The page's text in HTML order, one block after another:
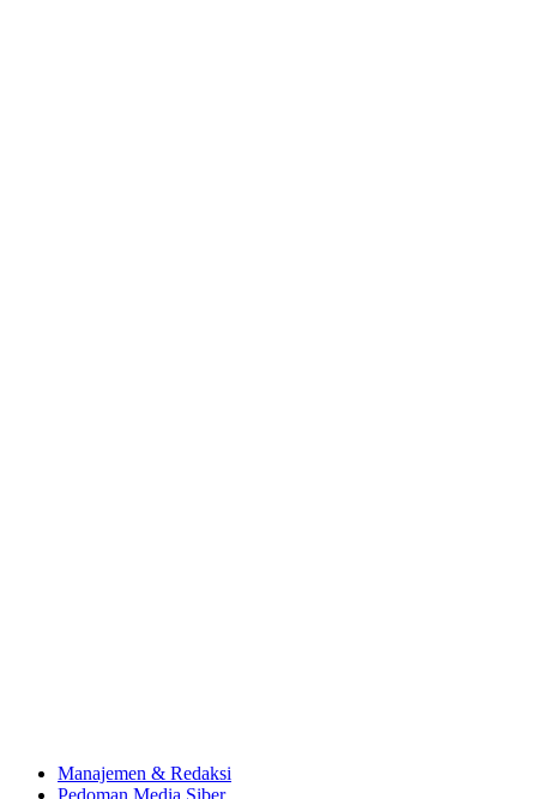
Manajemen & Redaksi